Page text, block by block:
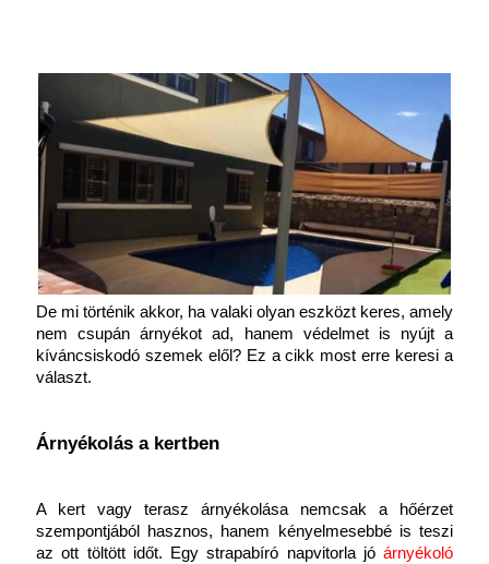
De mi történik akkor, ha valaki olyan eszközt keres, amely
nem csupán árnyékot ad, hanem védelmet is nyújt a
kíváncsiskodó szemek elől? Ez a cikk most erre keresi a
választ.
Árnyékolás a kertben
A kert vagy terasz árnyékolása nemcsak a hőérzet
szempontjából hasznos, hanem kényelmesebbé is teszi
az ott töltött időt. Egy strapabíró napvitorla jó árnyékoló